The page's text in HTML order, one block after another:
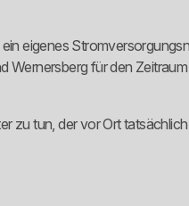
eigenes
Wernersberg für den
zu tun, der vor Ort